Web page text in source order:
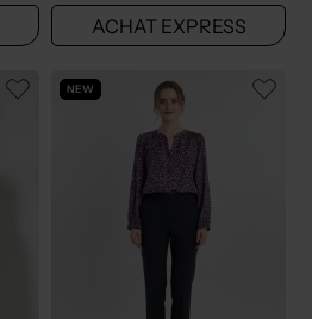
ACHAT EXPRESS
NEW